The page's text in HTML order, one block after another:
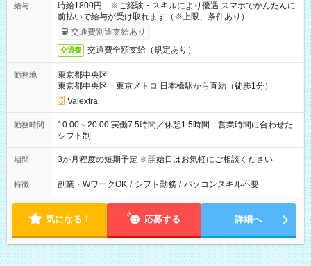
給与
時給1800円 ※ご経験・スキルにより優遇 スマホでかんたんに
前払いで給与が受け取れます（※上限、条件あり）
交通費別途支給あり
交通費 交通費全額支給（規定あり）
勤務地
東京都中央区
東京都中央区 東京メトロ 日本橋駅から直結（徒歩1分）
Valextra
勤務時間
10:00～20:00 実働7.5時間／休憩1.5時間 営業時間に合わせた
シフト制
期間 3か月程度の短期予定 ※開始日はお気軽にご相談ください
特徴 副業・WワークOK / シフト勤務 / パソコンスキル不要
気になる！ 応募する 詳細へ